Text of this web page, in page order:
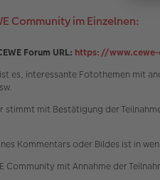
Community im Einzelnen:
Forum URL: https://
ist es, interessante Fotothemen mit
stimmt mit Bestätigung der
Kommentars oder Bildes ist in
Community mit Annahme der